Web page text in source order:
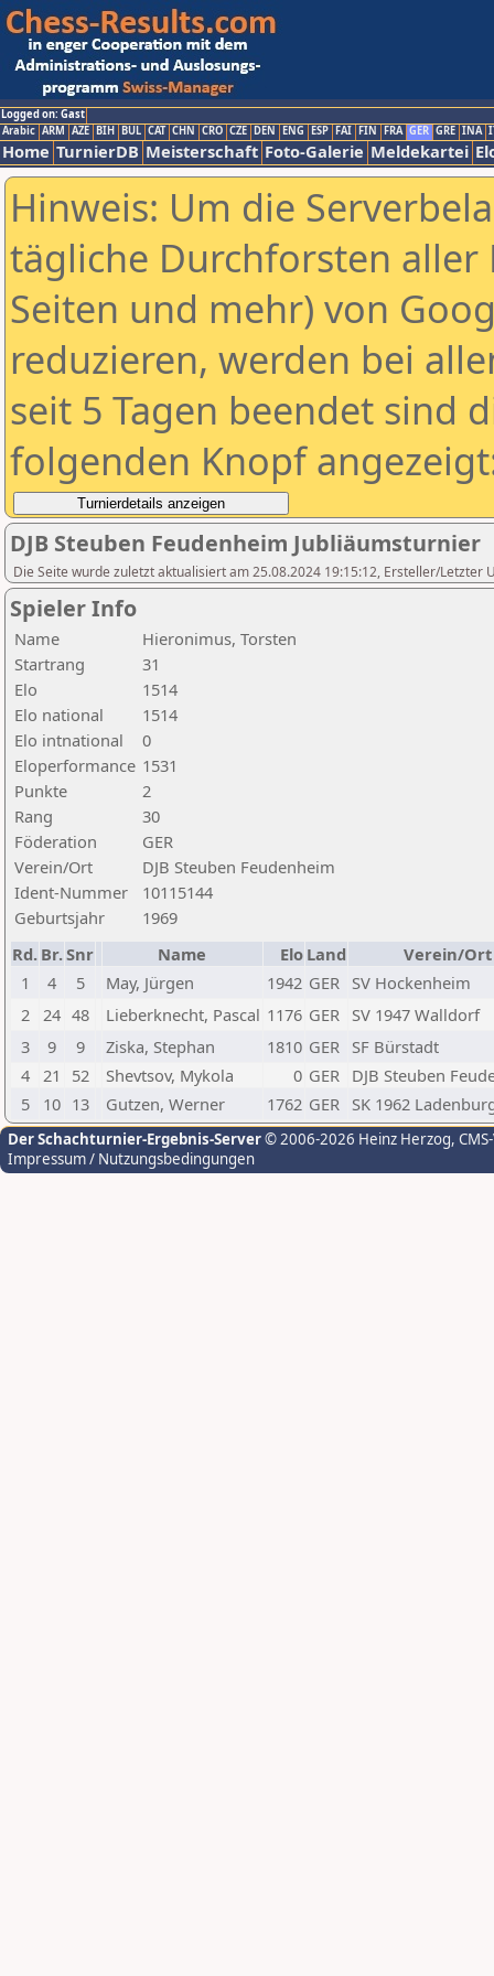
Logged on: Gast
Arabic ARM AZE BIH BUL CAT CHN CRO CZE DEN ENG ESP FAI FIN FRA GER GRE INA
Home TurnierDB Meisterschaft Foto-Galerie Meldekartei
Hinweis: Um die
tägliche Durchforsten aller
Seiten und mehr) von
reduzieren, werden bei
seit 5 Tagen beendet sind
folgenden Knopf
DJB Steuben Feudenheim Jubliäumsturnier
Die Seite wurde zuletzt aktualisiert am 25.08.2024 19:15:12, Ersteller/Letzter
Spieler Info
Name
Hieronimus, Torsten
Startrang
31
Elo
1514
Elo national
1514
Elo intnational
0
Eloperformance 1531
Punkte
2
Rang
30
Föderation
GER
Verein/Ort
DJB Steuben Feudenheim
Ident-Nummer
10115144
Geburtsjahr
1969
Rd. Br.Snr Name Elo Land
Verein/Ort
1
4 5 May, Jürgen 1942 GER SV Hockenheim
2
24 48 Lieberknecht, Pascal 1176 GER SV 1947 Walldorf
3
9 9 Ziska, Stephan 1810 GER SF Bürstadt
4
21 52 Shevtsov, Mykola 0 GER DJB Steuben
5
10 13 Gutzen, Werner 1762 GER SK 1962
Der Schachturnier-Ergebnis-Server© 2006-2026 Heinz Herzog,
Impressum / Nutzungsbedingungen